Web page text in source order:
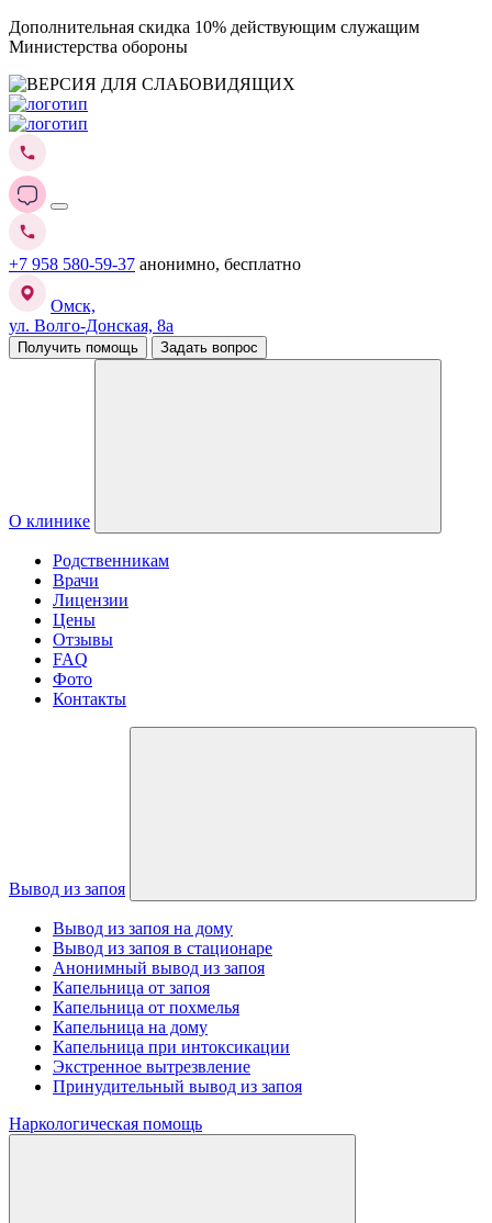
Дополнительная скидка 10% действующим служащим
Министерства обороны
+7 958 580-59-37 анонимно, бесплатно
Омск,
ул. Волго-Донская, 8а
Получить помощь Задать вопрос
О клинике
Родственникам
Врачи
Лицензии
Цены
Отзывы
FAQ
Фото
Контакты
Вывод из запоя
Вывод из запоя на дому
Вывод из запоя в стационаре
Анонимный вывод из запоя
Капельница от запоя
Капельница от похмелья
Капельница на дому
Капельница при интоксикации
Экстренное вытрезвление
Принудительный вывод из запоя
Наркологическая помощь